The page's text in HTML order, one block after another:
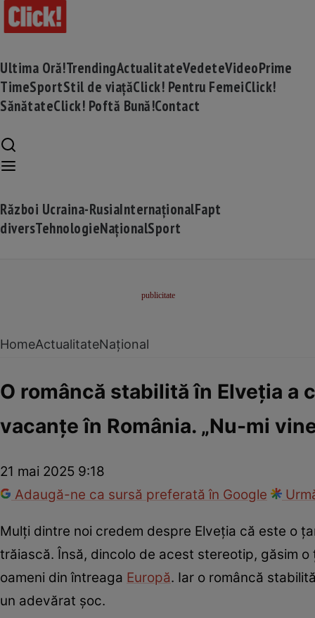
Ultima Oră!TrendingActualitateVedeteVideoPrime
TimeSportStil de viațăClick! Pentru FemeiClick!
SănătateClick! Poftă Bună!Contact
Război Ucraina-RusiaInternaționalFapt
diversTehnologieNaționalSport
HomeActualitateNațional
O româncă stabilită în Elveția
vacanțe în România. „Nu-mi
21 mai 2025 9:18
Adaugă-ne ca sursă preferată în Google
Mulți dintre noi credem despre Elveția că este o
trăiască. Însă, dincolo de acest stereotip, găsim
oameni din întreaga Europă. Iar o româncă
un adevărat șoc.